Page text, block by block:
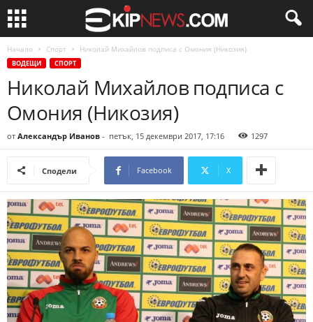
Начало Спорт Николай Михайлов подписа с Омония (Никозия)
ВОДЕЩИ СПОРТ
Николай Михайлов подписа с
Омония (Никозия)
от Александър Иванов - петък, 15 декември 2017, 17:16 1297
Сподели Facebook X